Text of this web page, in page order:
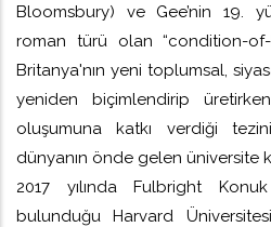
Bloomsbury) ve Gee’nin 19.
roman türü olan “condition-
Britanya'nın yeni toplumsal,
yeniden biçimlendirip
oluşumuna katkı verdiği
dünyanın önde gelen üniversite
2017 yılında Fulbright
bulunduğu Harvard